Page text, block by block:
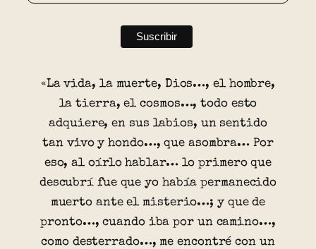
«La vida, la muerte, Dios…, el hombre,
la tierra, el cosmos…, todo esto
adquiere, en sus labios, un sentido
tan vivo y hondo…, que asombra… Por
eso, al oírlo hablar… lo primero que
descubrí fue que yo había permanecido
muerto ante el misterio…; y que de
pronto…, cuando iba por un camino…,
como desterrado…, me encontré con un